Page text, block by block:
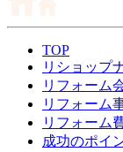
TOP
リショップ
リフォーム
リフォーム
リフォーム
成功のポイ